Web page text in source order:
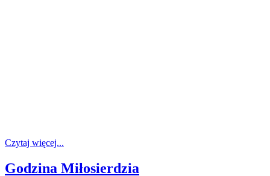
Czytaj więcej...
Godzina Miłosierdzia